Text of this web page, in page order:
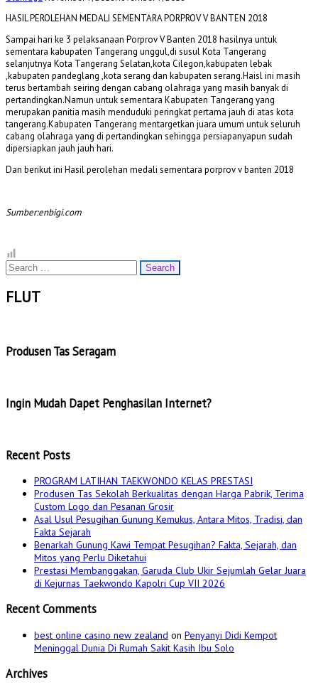
HASIL PEROLEHAN MEDALI SEMENTARA PORPROV V BANTEN 2018
Sampai hari ke 3 pelaksanaan Porprov V Banten 2018 hasilnya untuk
sementara kabupaten Tangerang unggul,di susul Kota Tangerang
selanjutnya Kota Tangerang Selatan,kota Cilegon,kabupaten lebak
,kabupaten pandeglang ,kota serang dan kabupaten serang.Haisl ini masih
terus bertambah seiring dengan cabang olahraga yang masih banyak di
pertandingkan.Namun untuk sementara Kabupaten Tangerang yang
merupakan panitia masih menduduki peringkat pertama jauh di atas kota
tangerang.Kabupaten Tangerang mentargetkan juara umum untuk seluruh
cabang olahraga yang di pertandingkan sehingga persiapanyapun sudah
dipersiapkan jauh jauh hari.
Dan berikut ini Hasil perolehan medali sementara porprov v banten 2018
Sumber:enbigi.com
Search
for:
FLUT
Produsen Tas Seragam
Ingin Mudah Dapet Penghasilan Internet?
Recent Posts
PROGRAM LATIHAN TAEKWONDO KELAS PRESTASI
Produsen Tas Sekolah Berkualitas dengan Harga Pabrik, Terima
Custom Logo dan Pesanan Grosir
Asal Usul Pesugihan Gunung Kemukus, Antara Mitos, Tradisi, dan
Fakta Sejarah
Benarkah Gunung Kawi Tempat Pesugihan? Fakta, Sejarah, dan
Mitos yang Perlu Diketahui
Prestasi Membanggakan, Garuda Club Ukir Sejumlah Gelar Juara
di Kejurnas Taekwondo Kapolri Cup VII 2026
Recent Comments
best online casino new zealand on Penyanyi Didi Kempot
Meninggal Dunia Di Rumah Sakit Kasih Ibu Solo
Archives